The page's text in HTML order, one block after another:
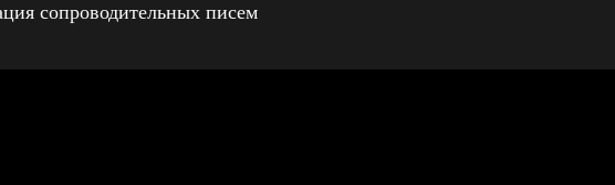
сопроводительных писем